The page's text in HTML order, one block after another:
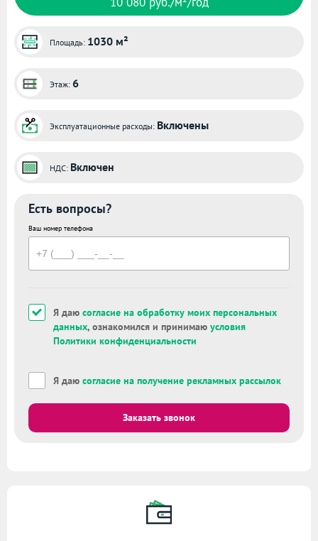
Площадь: 1030 м²
Этаж: 6
Эксплуатационные расходы: Включены
НДС: Включен
Есть вопросы?
Ваш номер телефона
Я даю согласие на обработку моих персональных
данных, ознакомился и принимаю условия
Политики конфиденциальности
Я даю согласие на получение рекламных рассылок
Заказать звонок